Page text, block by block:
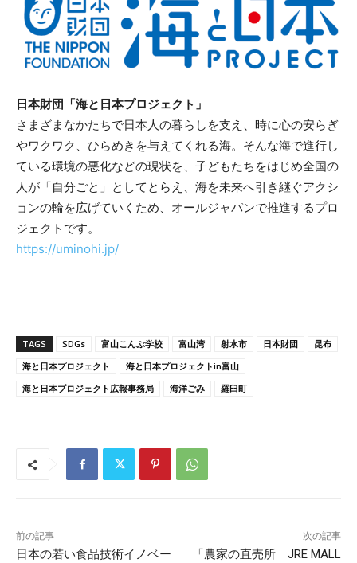
日本財団「海と日本プロジェクト」
さまざまなかたちで日本人の暮らしを支え、時に心の安らぎ
やワクワク、ひらめきを与えてくれる海。そんな海で進行し
ている環境の悪化などの現状を、子どもたちをはじめ全国の
人が「自分ごと」としてとらえ、海を未来へ引き継ぐアクシ
ョンの輪を広げていくため、オールジャパンで推進するプロ
ジェクトです。
https://uminohi.jp/
TAGS SDGs 富山こんぶ学校 富山湾 射水市 日本財団
昆布
海と日本プロジェクト
海と日本プロジェクトin富山
海と日本プロジェクト広報事務局
海洋ごみ 羅臼町
前の記事
日本の若い食品技術イノベー
次の記事
「農家の直売所 JRE MALL